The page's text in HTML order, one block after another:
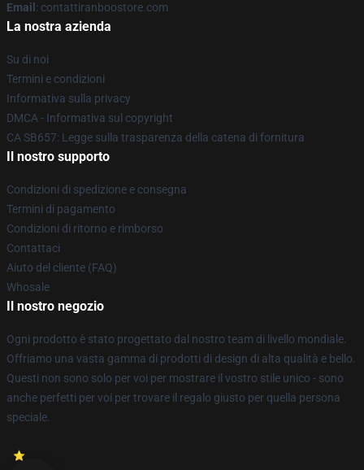
Email : contattiranboostore.com
La nostra azienda
Su di noi
Termini e condizioni
Informativa sulla privacy
DMCA - Informativa sul copyright
CA SB657: Legge sulla trasparenza della catena di fornitura
Il nostro supporto
Condizioni di spedizione e consegna
Termini di pagamento
Condizioni di ritorno e rimborso
Contattaci
Aiuto del cliente (FAQ)
Whosale
Il nostro negozio
Ogni prodotto è stato progettato dal nostro team di livello mondiale.
Offriamo una vasta gamma di prodotti di design di alta qualità e bello.
Questi non sono solo per voi per mostrare il vostro stile unico - sono
anche perfetti per voi per trovare il regalo giusto per quella persona
speciale.